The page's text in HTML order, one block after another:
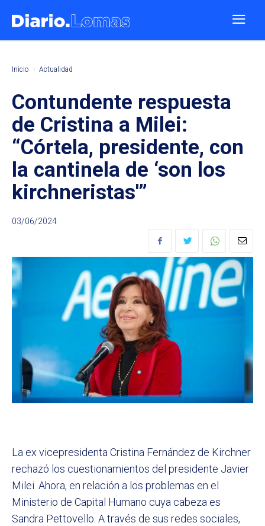
Inicio Actualidad
Contundente respuesta
de Cristina a Milei:
“Córtela, presidente, con
la cantinela de ‘son los
kirchneristas'”
03/06/2024
La ex vicepresidenta Cristina Fernández de Kirchner
rechazó los cuestionamientos del presidente Javier
Milei. Ahora, en relación a los problemas en el
Ministerio de Capital Humano cuya cabeza es
Sandra Pettovello. A través de sus redes sociales,